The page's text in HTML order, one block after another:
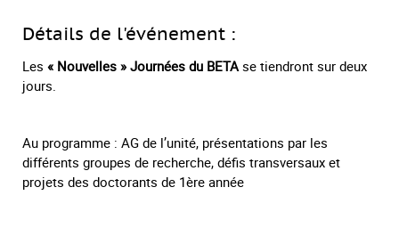
Détails de l'événement :
Les « Nouvelles » Journées du BETA se tiendront sur deux
jours.
Au programme : AG de l’unité, présentations par les
différents groupes de recherche, défis transversaux et
projets des doctorants de 1ère année